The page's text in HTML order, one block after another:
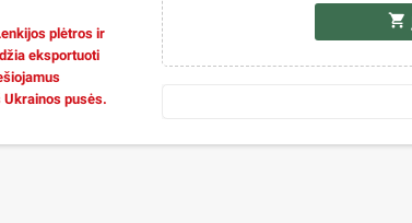
plėtros ir
eksportuoti
Ukrainos pusės.
shopping_cart